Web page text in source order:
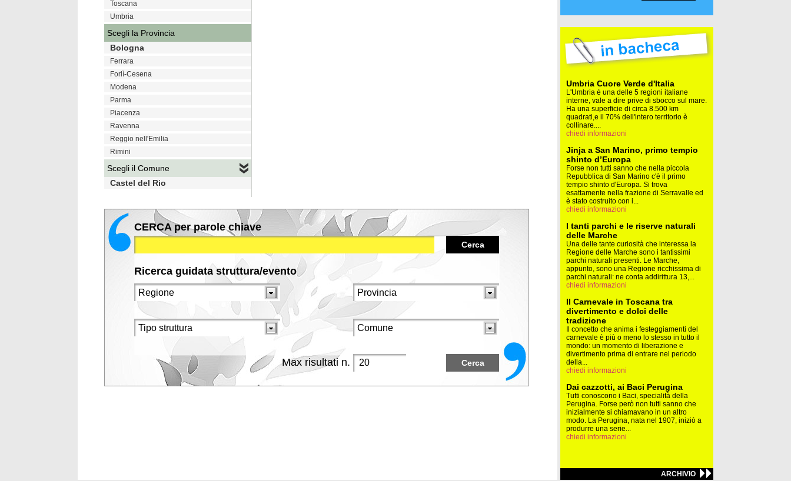
Toscana
Umbria
Scegli la Provincia
Bologna
Ferrara
Forlì-Cesena
Modena
Parma
Piacenza
Ravenna
Reggio nell'Emilia
Rimini
Scegli il Comune
Castel del Rio
CERCA per parole chiave
Cerca
Ricerca guidata struttura/evento
Max risultati n. Cerca
Umbria Cuore Verde d'Italia
L'Umbria è una delle 5 regioni italiane
interne, vale a dire prive di sbocco sul mare.
Ha una superficie di circa 8.500 km
quadrati,e il 70% dell'intero territorio è
collinare....
chiedi informazioni
Jinja a San Marino, primo tempio
shinto d’Europa
Forse non tutti sanno che nella piccola
Repubblica di San Marino c'è il primo
tempio shinto d'Europa. Si trova
esattamente nella frazione di Serravalle ed
è stato costruito con i...
chiedi informazioni
I tanti parchi e le riserve naturali
delle Marche
Una delle tante curiosità che interessa la
Regione delle Marche sono i tantissimi
parchi naturali presenti. Le Marche,
appunto, sono una Regione ricchissima di
parchi naturali: ne conta addirittura 13,...
chiedi informazioni
Il Carnevale in Toscana tra
divertimento e dolci delle
tradizione
Il concetto che anima i festeggiamenti del
carnevale è più o meno lo stesso in tutto il
mondo: un momento di liberazione e
divertimento prima di entrare nel periodo
della...
chiedi informazioni
Dai cazzotti, ai Baci Perugina
Tutti conoscono i Baci, specialità della
Perugina. Forse però non tutti sanno che
inizialmente si chiamavano in un altro
modo. La Perugina, nata nel 1907, iniziò a
produrre una serie...
chiedi informazioni
ARCHIVIO